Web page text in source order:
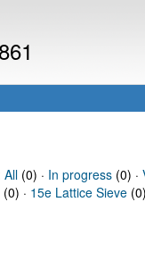
All(0) · In progress(0) ·
(0) · 15e Lattice Sieve